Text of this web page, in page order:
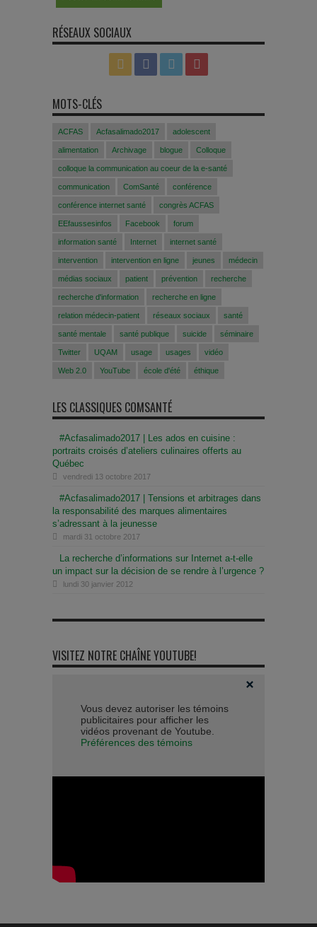
RÉSEAUX SOCIAUX
MOTS-CLÉS
ACFAS Acfasalimado2017 adolescent
alimentation Archivage blogue Colloque
colloque la communication au coeur de la e-santé
communication ComSanté conférence
conférence internet santé congrès ACFAS
EEfaussesinfos Facebook forum
information santé Internet internet santé
intervention intervention en ligne jeunes médecin
médias sociaux patient prévention recherche
recherche d'information recherche en ligne
relation médecin-patient réseaux sociaux santé
santé mentale santé publique suicide séminaire
Twitter UQAM usage usages vidéo
Web 2.0 YouTube école d'été éthique
LES CLASSIQUES COMSANTÉ
#Acfasalimado2017 | Les ados en cuisine :
portraits croisés d’ateliers culinaires offerts au
Québec
vendredi 13 octobre 2017
#Acfasalimado2017 | Tensions et arbitrages dans
la responsabilité des marques alimentaires
s’adressant à la jeunesse
mardi 31 octobre 2017
La recherche d’informations sur Internet a-t-elle
un impact sur la décision de se rendre à l’urgence ?
lundi 30 janvier 2012
VISITEZ NOTRE CHAÎNE YOUTUBE!
Vous devez autoriser les témoins
publicitaires pour afficher les
vidéos provenant de Youtube.
Préférences des témoins